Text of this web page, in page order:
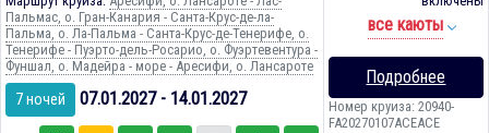
Пальмас, о. Гран-Канария - Санта-Крус-де-ла-
Пальма, о. Ла-Пальма - Санта-Крус-де-Тенерифе, о.
Тенерифе - Пуэрто-дель-Росарио, о. Фуэртевентура -
Фуншал, о. Мадейра - море - Аресифи, о. Лансароте
7 ночей 07.01.2027 - 14.01.2027
все каюты
Подробнее
Номер круиза: 20940-
FA20270107ACEACE